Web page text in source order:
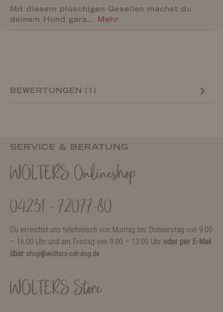
Mit diesem plüschigen Gesellen machst du
deinem Hund gara… Mehr
BEWERTUNGEN (1)
SERVICE & BERATUNG
WOLTERS Onlineshop
04231 - 72077-80
Du erreichst uns telefonisch von Montag bis Donnerstag von 9:00
– 16:00 Uhr und am Freitag von 9:00 – 13:00 Uhr oder per E-Mail
über shop@wolters-cat-dog.de
WOLTERS Store